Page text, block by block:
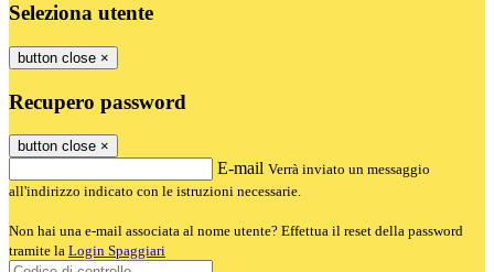
Seleziona utente
button close ×
Recupero password
button close ×
E-mail Verrà inviato un messaggio
all'indirizzo indicato con le istruzioni necessarie.
Non hai una e-mail associata al nome utente? Effettua il reset della password
tramite la Login Spaggiari